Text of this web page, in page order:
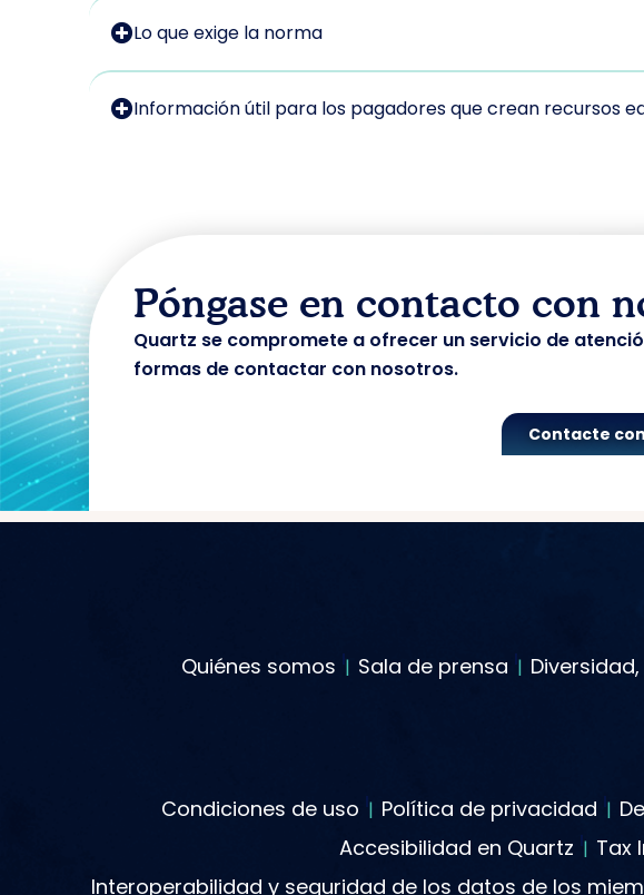
Lo que exige la norma
Información útil para los pagadores que crean recursos
Póngase en contacto con
Quartz se compromete a ofrecer un servicio de
formas de contactar con nosotros.
Contacte
Quiénes somos Sala de prensa
Condiciones de uso Política de privacidad
Accesibilidad en Quartz
Tax
Interoperabilidad y seguridad de los datos de los